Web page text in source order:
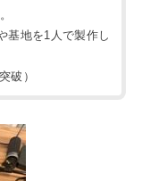
基地を1人で製作し
破）